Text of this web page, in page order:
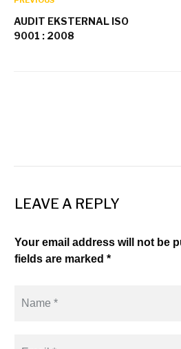
AUDIT EKSTERNAL ISO
9001 : 2008
LEAVE A REPLY
Your email address will not be
fields are marked *